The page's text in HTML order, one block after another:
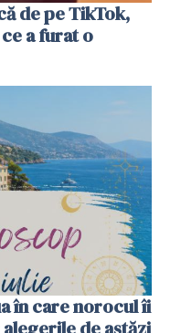
de pe TikTok,
a furat o
în care norocul îi